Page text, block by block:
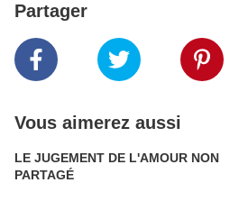
Partager
Vous aimerez aussi
LE JUGEMENT DE L'AMOUR NON
PARTAGÉ